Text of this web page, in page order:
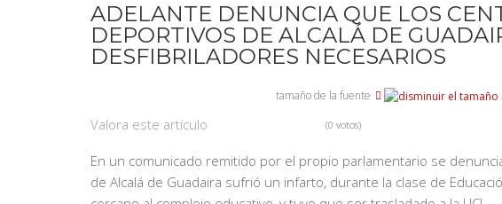
ADELANTE DENUNCIA QUE LOS
DEPORTIVOS DE ALCALÁ DE
DESFIBRILADORES NECESARIOS
tamaño de la fuente
Valora este artículo (0 votos)
En un comunicado remitido por el propio parlamentario se
de Alcalá de Guadaira sufrió un infarto, durante la clase de